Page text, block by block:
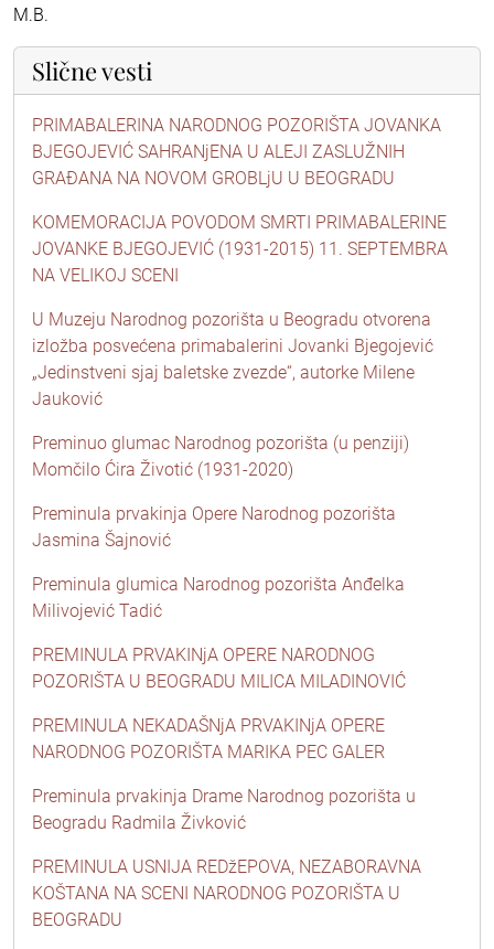
M.B.
Slične vesti
PRIMABALERINA NARODNOG POZORIŠTA JOVANKA
BJEGOJEVIĆ SAHRANjENA U ALEJI ZASLUŽNIH
GRAĐANA NA NOVOM GROBLjU U BEOGRADU
KOMEMORACIJA POVODOM SMRTI PRIMABALERINE
JOVANKE BJEGOJEVIĆ (1931-2015) 11. SEPTEMBRA
NA VELIKOJ SCENI
U Muzeju Narodnog pozorišta u Beogradu otvorena
izložba posvećena primabalerini Jovanki Bjegojević
„Jedinstveni sjaj baletske zvezde“, autorke Milene
Jauković
Preminuo glumac Narodnog pozorišta (u penziji)
Momčilo Ćira Životić (1931-2020)
Preminula prvakinja Opere Narodnog pozorišta
Jasmina Šajnović
Preminula glumica Narodnog pozorišta Anđelka
Milivojević Tadić
PREMINULA PRVAKINjA OPERE NARODNOG
POZORIŠTA U BEOGRADU MILICA MILADINOVIĆ
PREMINULA NEKADAŠNjA PRVAKINjA OPERE
NARODNOG POZORIŠTA MARIKA PEC GALER
Preminula prvakinja Drame Narodnog pozorišta u
Beogradu Radmila Živković
PREMINULA USNIJA REDžEPOVA, NEZABORAVNA
KOŠTANA NA SCENI NARODNOG POZORIŠTA U
BEOGRADU